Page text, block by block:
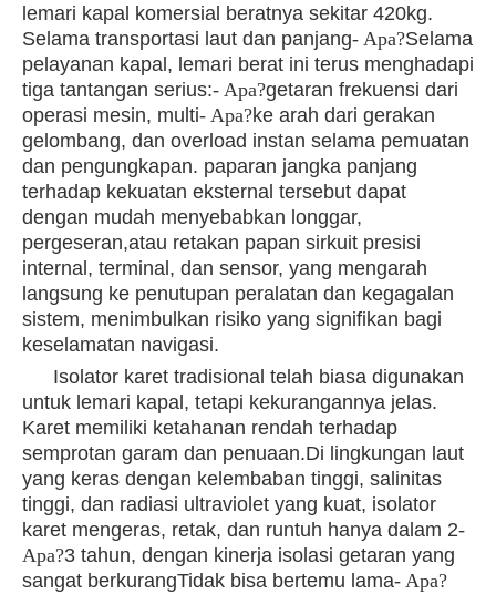
lemari kapal komersial beratnya sekitar 420kg.
Selama transportasi laut dan panjang- Apa?Selama
pelayanan kapal, lemari berat ini terus menghadapi
tiga tantangan serius:- Apa?getaran frekuensi dari
operasi mesin, multi- Apa?ke arah dari gerakan
gelombang, dan overload instan selama pemuatan
dan pengungkapan. paparan jangka panjang
terhadap kekuatan eksternal tersebut dapat
dengan mudah menyebabkan longgar,
pergeseran,atau retakan papan sirkuit presisi
internal, terminal, dan sensor, yang mengarah
langsung ke penutupan peralatan dan kegagalan
sistem, menimbulkan risiko yang signifikan bagi
keselamatan navigasi.
Isolator karet tradisional telah biasa digunakan
untuk lemari kapal, tetapi kekurangannya jelas.
Karet memiliki ketahanan rendah terhadap
semprotan garam dan penuaan.Di lingkungan laut
yang keras dengan kelembaban tinggi, salinitas
tinggi, dan radiasi ultraviolet yang kuat, isolator
karet mengeras, retak, dan runtuh hanya dalam 2-
Apa?3 tahun, dengan kinerja isolasi getaran yang
sangat berkurangTidak bisa bertemu lama- Apa?